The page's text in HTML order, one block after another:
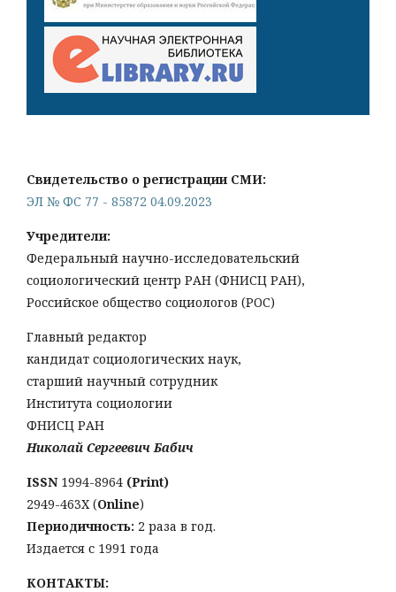
Свидетельство о регистрации СМИ:
ЭЛ № ФС 77 - 85872 04.09.2023
Учредители:
Федеральный научно-исследовательский
социологический центр РАН (ФНИСЦ РАН),
Российское общество социологов (РОС)
Главный редактор
кандидат социологических наук,
старший научный сотрудник
Института социологии
ФНИСЦ РАН
Николай Сергеевич Бабич
ISSN 1994-8964 (Print)
2949-463Х (Online)
Периодичность: 2 раза в год.
Издается с 1991 года
КОНТАКТЫ: